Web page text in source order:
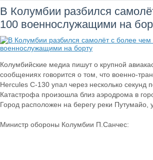
В Колумбии разбился
100 военнослужащими на
Колумбийские медиа пишут о крупной
сообщениях говорится о том, что военно-
Hercules C-130 упал через несколько секунд
Катастрофа произошла близ аэродрома в
Город расположен на берегу реки Путумайо,
Министр обороны Колумбии П.Санчес: